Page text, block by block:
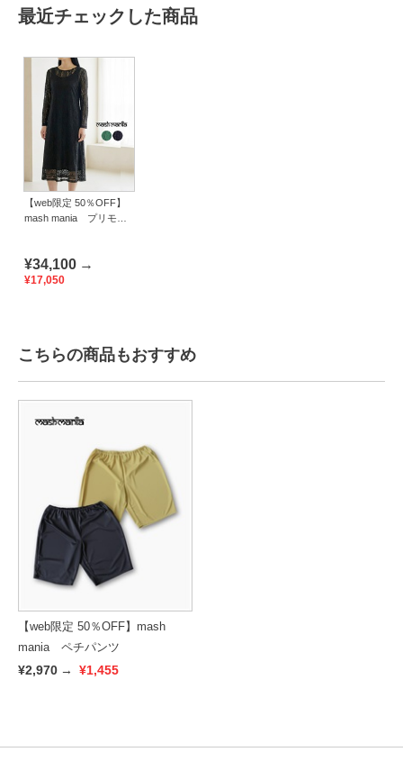
最近チェックした商品
【web限定 50％OFF】
mash mania プリモー
¥34,100 →
¥17,050
こちらの商品もおすすめ
【web限定 50％OFF】mash
mania ペチパンツ
¥2,970 → ¥1,455